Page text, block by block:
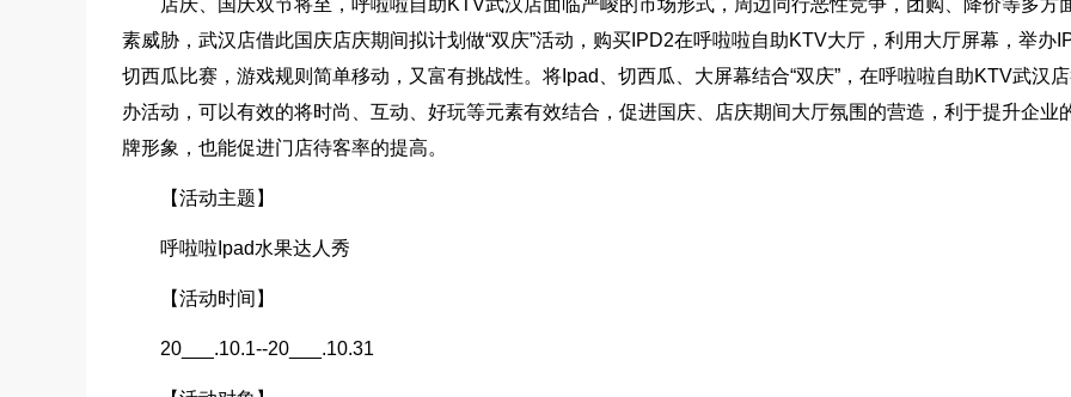
店庆、国庆双节将至，呼啦啦自助KTV武汉店面临严峻的市场形式，周边同行恶性竞争，团购、降价等多方
素威胁，武汉店借此国庆店庆期间拟计划做“双庆”活动，购买IPD2在呼啦啦自助KTV大厅，利用大厅屏幕，举办
切西瓜比赛，游戏规则简单移动，又富有挑战性。将Ipad、切西瓜、大屏幕结合“双庆”，在呼啦啦自助KTV武汉
办活动，可以有效的将时尚、互动、好玩等元素有效结合，促进国庆、店庆期间大厅氛围的营造，利于提升企业
牌形象，也能促进门店待客率的提高。
【活动主题】
呼啦啦Ipad水果达人秀
【活动时间】
20___.10.1--20___ .10.31